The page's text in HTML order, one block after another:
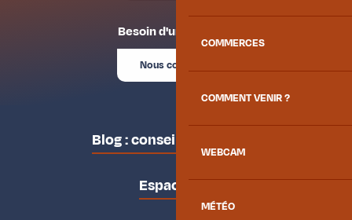
COMMERCES
COMMENT VENIR ?
WEBCAM
MÉTÉO
Besoin d'un conseil ?
Nous contacter
Blog : conseils des locaux
Espace pro